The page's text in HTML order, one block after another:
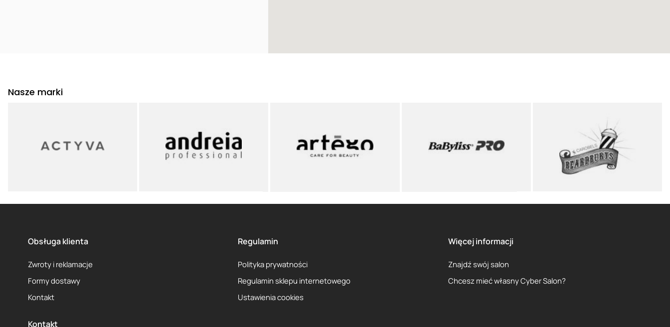
Nasze marki
Obsługa klienta
Zwroty i reklamacje
Formy dostawy
Kontakt
Regulamin
Polityka prywatności
Regulamin sklepu internetowego
Ustawienia cookies
Więcej informacji
Znajdź swój salon
Chcesz mieć własny Cyber Salon?
Kontakt